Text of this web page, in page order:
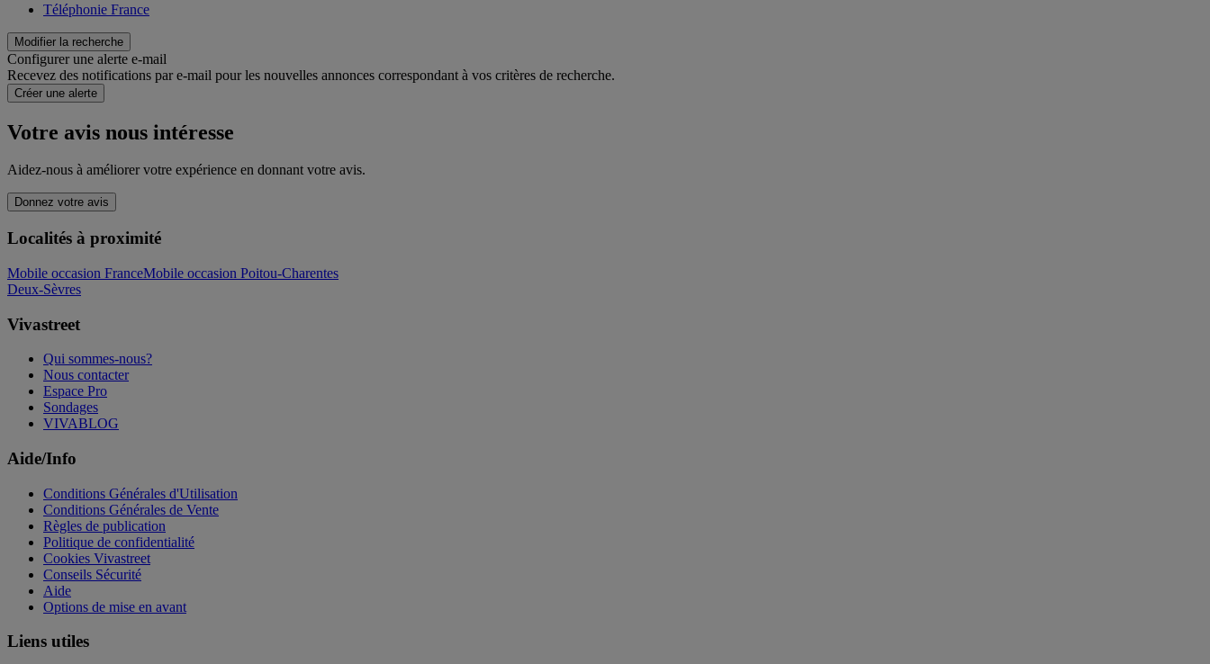
Téléphonie France
Modifier la recherche
Configurer une alerte e-mail
Recevez des notifications par e-mail pour les nouvelles annonces correspondant à vos critères de recherche.
Créer une alerte
Votre avis nous intéresse
Aidez-nous à améliorer votre expérience en donnant votre avis.
Donnez votre avis
Localités à proximité
Mobile occasion FranceMobile occasion Poitou-Charentes
Deux-Sèvres
Vivastreet
Qui sommes-nous?
Nous contacter
Espace Pro
Sondages
VIVABLOG
Aide/Info
Conditions Générales d'Utilisation
Conditions Générales de Vente
Règles de publication
Politique de confidentialité
Cookies Vivastreet
Conseils Sécurité
Aide
Options de mise en avant
Liens utiles